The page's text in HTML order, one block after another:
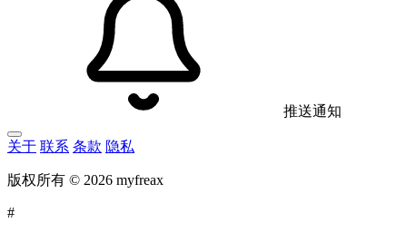
推送通知
关于 联系 条款 隐私
版权所有 © 2026 myfreax
#